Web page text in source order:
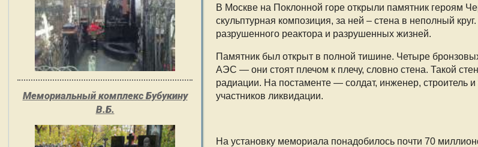
Мемориальный комплекс Бубукину
В.Б.
В Москве на Поклонной горе открыли памятник героям
скульптурная композиция, за ней – стена в неполный
разрушенного реактора и разрушенных жизней.
Памятник был открыт в полной тишине. Четыре
АЭС — они стоят плечом к плечу, словно стена. Такой
радиации. На постаменте — солдат, инженер, строитель
участников ликвидации.
На установку мемориала понадобилось почти 70